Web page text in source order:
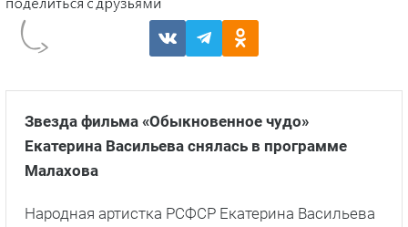
Звезда фильма «Обыкновенное чудо»
Екатерина Васильева снялась в программе
Малахова
Народная артистка РСФСР Екатерина Васильева